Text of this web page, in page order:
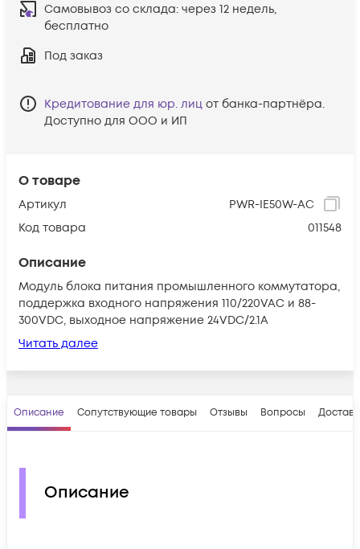
О товаре
Артикул
PWR-IE50W-AC
Код товара
011548
Описание
Модуль блока питания промышленного коммутатора,
поддержка входного напряжения 110/220VAC и 88-
300VDC, выходное напряжение 24VDC/2.1A
Читать далее
Самовывоз со склада: через 12 недель,
бесплатно
Под заказ
Кредитование для юр. лиц от банка-партнёра.
Доступно для ООО и ИП
Описание Сопутствующие товары Отзывы Вопросы
Описание